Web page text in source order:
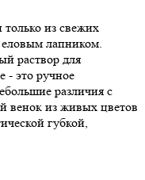
из свежих
еловым лапником.
раствор для
- это ручное
различия с
венок из живых цветов
губкой,